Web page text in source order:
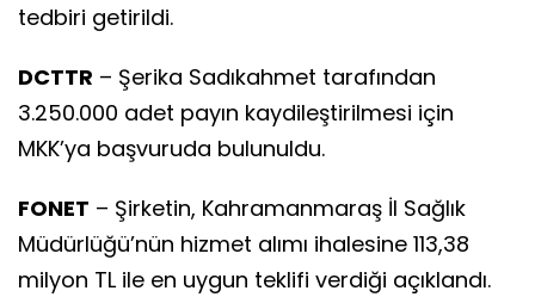
tedbiri getirildi.
DCTTR – Şerika Sadıkahmet tarafından
3.250.000 adet payın kaydileştirilmesi için
MKK’ya başvuruda bulunuldu.
FONET – Şirketin, Kahramanmaraş İl Sağlık
Müdürlüğü’nün hizmet alımı ihalesine 113,38
milyon TL ile en uygun teklifi verdiği açıklandı.